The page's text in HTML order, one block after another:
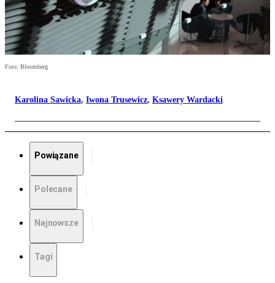
Foto: Bloomberg
Karolina Sawicka, Iwona Trusewicz, Ksawery Wardacki
Powiązane
Polecane
Najnowsze
Tagi